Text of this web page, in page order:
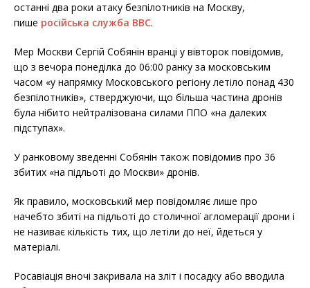
останні два роки атаку безпілотників на Москву,
пише російська служба ВВС.
Мер Москви Сергій Собянін вранці у вівторок повідомив,
що з вечора понеділка до 06:00 ранку за московським
часом «у напрямку Московського регіону летіло понад 430
безпілотників», стверджуючи, що більша частина дронів
була нібито нейтралізована силами ППО «на далеких
підступах».
У ранковому зведенні Собянін також повідомив про 36
збитих «на підльоті до Москви» дронів.
Як правило, московський мер повідомляє лише про
начебто збиті на підльоті до столичної агломерації дрони і
не називає кількість тих, що летіли до неї, йдеться у
матеріалі.
Росавіація вночі закривала на зліт і посадку або вводила